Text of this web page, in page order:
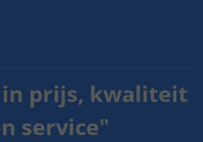
in prijs, kwaliteit
service"